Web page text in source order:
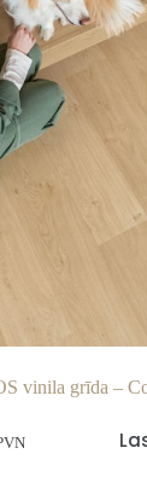
vinila grīda –